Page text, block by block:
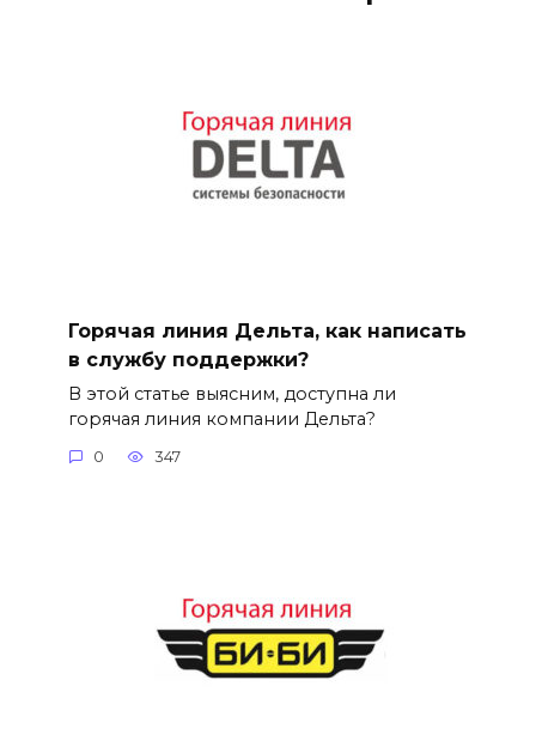
Горячая линия Дельта, как написать
в службу поддержки?
В этой статье выясним, доступна ли
горячая линия компании Дельта?
0 347